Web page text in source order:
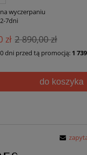
na wyczerpaniu
2-7dni
zł 2 890,00 zł
dni przed tą promocją: 1
do koszyka